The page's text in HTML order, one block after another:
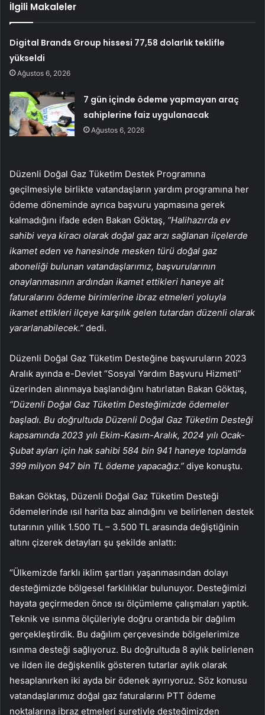
İlgili Makaleler
Digital Brands Group hissesi 77,58 dolarlık teklifle
yükseldi
Ağustos 6, 2026
7 gün içinde ödeme yapmayan araç
sahiplerine faiz uygulanacak
Ağustos 6, 2026
Düzenli Doğal Gaz Tüketim Destek Programına
geçilmesiyle birlikte vatandaşların yardım programına her
ödeme döneminde ayrıca başvuru yapmasına gerek
kalmadığını ifade eden Bakan Göktaş, “Halihazırda ev
sahibi veya kiracı olarak doğal gaz arzı sağlanan ilçelerde
ikamet eden ve hanesinde mesken türü doğal gaz
aboneliği bulunan vatandaşlarımız, başvurularının
onaylanmasının ardından ikamet ettikleri haneye ait
faturalarını ödeme birimlerine ibraz etmeleri yoluyla
ikamet ettikleri ilçeye karşılık gelen tutardan düzenli olarak
yararlanabilecek.” dedi.
Düzenli Doğal Gaz Tüketim Desteğine başvuruların 2023
Aralık ayında e-Devlet “Sosyal Yardım Başvuru Hizmeti”
üzerinden alınmaya başlandığını hatırlatan Bakan Göktaş,
“Düzenli Doğal Gaz Tüketim Desteğimizde ödemeler
başladı. Bu doğrultuda Düzenli Doğal Gaz Tüketim Desteği
kapsamında 2023 yılı Ekim-Kasım-Aralık, 2024 yılı Ocak-
Şubat ayları için hak sahibi 584 bin 941 haneye toplamda
399 milyon 947 bin TL ödeme yapacağız.” diye konuştu.
Bakan Göktaş, Düzenli Doğal Gaz Tüketim Desteği
ödemelerinde ısıl harita baz alındığını ve belirlenen destek
tutarının yıllık 1.500 TL – 3.500 TL arasında değiştiğinin
altını çizerek detayları şu şekilde anlattı:
“Ülkemizde farklı iklim şartları yaşanmasından dolayı
desteğimizde bölgesel farklılıklar bulunuyor. Desteğimizi
hayata geçirmeden önce ısı ölçümleme çalışmaları yaptık.
Teknik ve ısınma ölçüleriyle doğru orantıda bir dağılım
gerçekleştirdik. Bu dağılım çerçevesinde bölgelerimize
ısınma desteği sağlıyoruz. Bu doğrultuda 8 aylık belirlenen
ve ilden ile değişkenlik gösteren tutarlar aylık olarak
hesaplanırken iki ayda bir ödenek ayırıyoruz. Söz konusu
vatandaşlarımız doğal gaz faturalarını PTT ödeme
noktalarına ibraz etmeleri suretiyle desteğimizden